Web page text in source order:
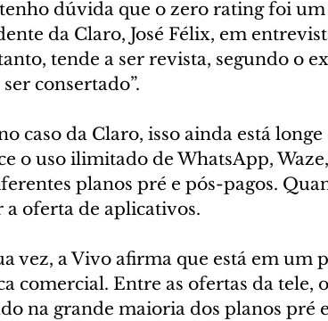
dúvida que o zero rating foi
da Claro, José Félix, em
tende a ser revista, segundo o
ser consertado”.
caso da Claro, isso ainda está
o uso ilimitado de WhatsApp,
planos pré e pós-pagos.
a oferta de aplicativos.
vez, a Vivo afirma que está em um
comercial. Entre as ofertas da tele,
na grande maioria dos planos pré